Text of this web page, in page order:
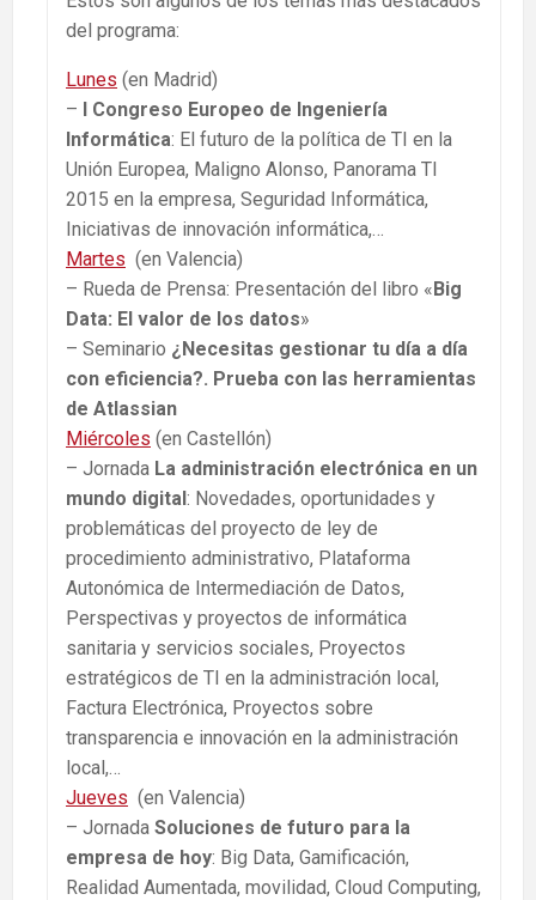
del programa:
Lunes (en Madrid)
– I Congreso Europeo de Ingeniería
Informática: El futuro de la política de TI en la
Unión Europea, Maligno Alonso, Panorama TI
2015 en la empresa, Seguridad Informática,
Iniciativas de innovación informática,…
Martes (en Valencia)
– Rueda de Prensa: Presentación del libro «Big
Data: El valor de los datos»
– Seminario ¿Necesitas gestionar tu día a día
con eficiencia?. Prueba con las herramientas
de Atlassian
Miércoles (en Castellón)
– Jornada La administración electrónica en un
mundo digital: Novedades, oportunidades y
problemáticas del proyecto de ley de
procedimiento administrativo, Plataforma
Autonómica de Intermediación de Datos,
Perspectivas y proyectos de informática
sanitaria y servicios sociales, Proyectos
estratégicos de TI en la administración local,
Factura Electrónica, Proyectos sobre
transparencia e innovación en la administración
local,…
Jueves (en Valencia)
– Jornada Soluciones de futuro para la
empresa de hoy: Big Data, Gamificación,
Realidad Aumentada, movilidad, Cloud Computing,